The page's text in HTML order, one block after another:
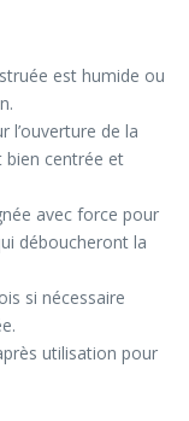
est humide ou
l’ouverture de la
bien centrée et
avec force pour
déboucheront la
si nécessaire
utilisation pour